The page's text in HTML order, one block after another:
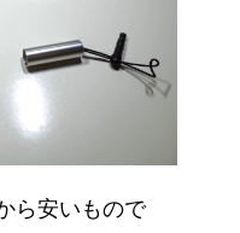
ら安いもので